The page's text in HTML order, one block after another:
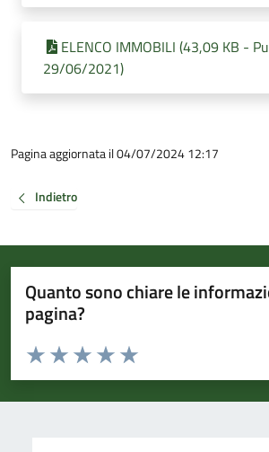
ELENCO IMMOBILI (43,09 KB -
29/06/2021)
Pagina aggiornata il 04/07/2024 12:17
Indietro
Quanto sono chiare le
pagina?
Valuta da 1 a 5 stelle la pagina
Valuta 5 stelle su 5
Valuta 4 stelle su 5
Valuta 3 stelle su 5
Valuta 2 stelle su 5
Valuta 1 stelle su 5